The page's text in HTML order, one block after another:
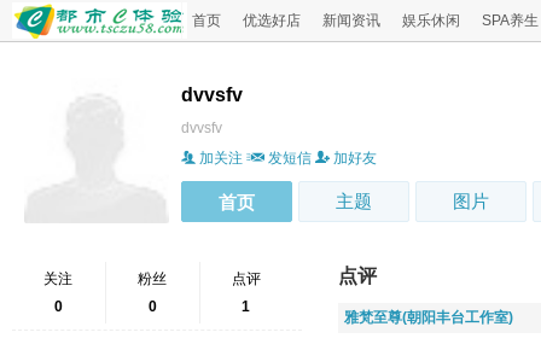
首页 优选好店 新闻资讯 娱乐休闲 SPA养生
dvvsfv
dvvsfv
加关注
发短信 加好友
首页 主题 图片
关注
0
粉丝
0
点评
1
点评
雅梵至尊(朝阳丰台工作室)